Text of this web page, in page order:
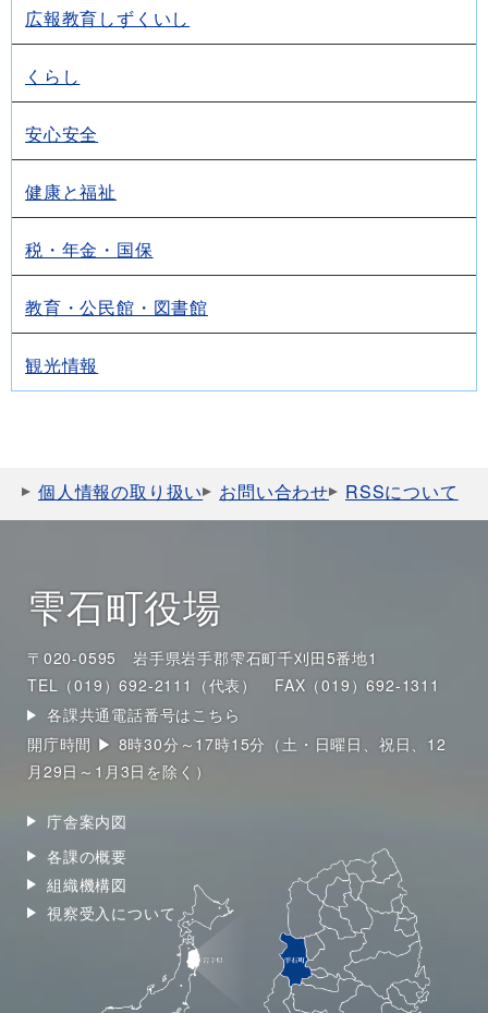
広報教育しずくいし
くらし
安心安全
健康と福祉
税・年金・国保
教育・公民館・図書館
観光情報
個人情報の取り扱い お問い合わせ RSSについて
雫石町役場
〒020-0595 岩手県岩手郡雫石町千刈田5番地1
TEL（019）692-2111（代表）
FAX（019）692-1311
各課共通電話番号はこちら
開庁時間 ▶ 8時30分～17時15分（土・日曜日、祝日、12
月29日～1月3日を除く）
庁舎案内図
各課の概要
組織機構図
視察受入について